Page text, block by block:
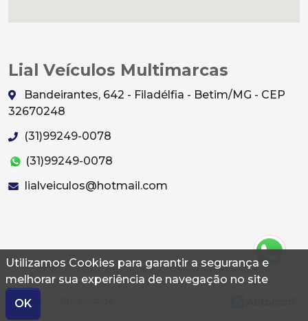
Utilizamos Cookies para garantir a segurança e
melhorar sua experiência de navegação no site
OK
Lial Veículos Multimarcas
Bandeirantes, 642 - Filadélfia - Betim/MG - CEP
32670248
(31)99249-0078
(31)99249-0078
lialveiculos@hotmail.com
© 2026 Autoconf. Todos os direitos reservados.
Termos